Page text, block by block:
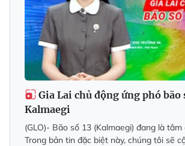
Gia Lai chủ động ứng phó bão
Kalmaegi
(GLO)- Bão số 13 (Kalmaegi) đang là tâm
Trong bản tin đặc biệt này, chúng tôi sẽ